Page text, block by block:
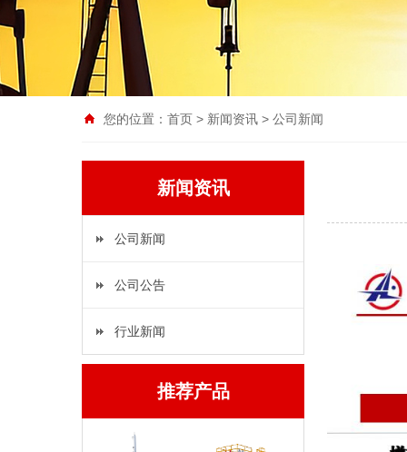
您的位置： 首页 > 新闻资讯 > 公司新闻
新闻资讯
公司新闻
公司公告
行业新闻
推荐产品